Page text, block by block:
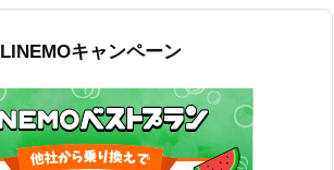
LINEMOキャンペーン